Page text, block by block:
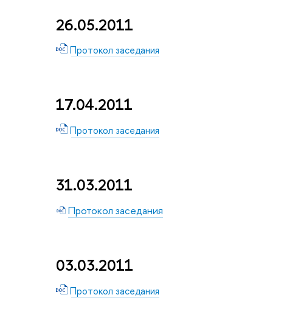
26.05.2011
Протокол заседания
17.04.2011
Протокол заседания
31.03.2011
Протокол заседания
03.03.2011
Протокол заседания